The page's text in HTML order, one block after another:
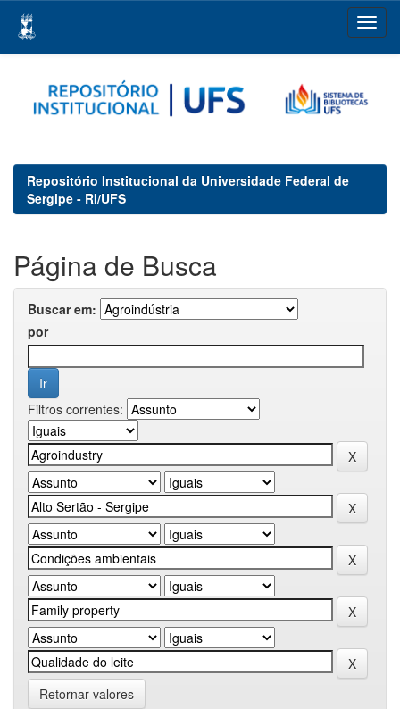
navigation
Repositório Institucional da Universidade Federal de
Sergipe - RI/UFS
Página de Busca
Buscar em:
por
Filtros correntes:
Retornar valores